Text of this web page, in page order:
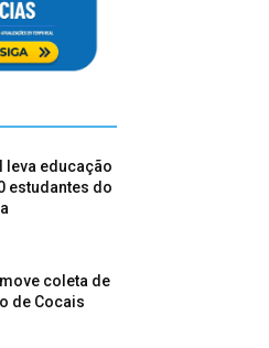
leva educação
estudantes do
coleta de
de Cocais